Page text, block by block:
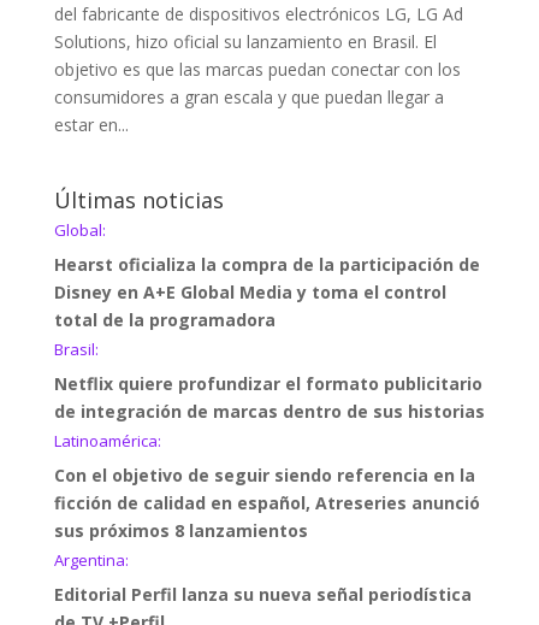
del fabricante de dispositivos electrónicos LG, LG Ad
Solutions, hizo oficial su lanzamiento en Brasil. El
objetivo es que las marcas puedan conectar con los
consumidores a gran escala y que puedan llegar a
estar en...
Últimas noticias
Global:
Hearst oficializa la compra de la participación de
Disney en A+E Global Media y toma el control
total de la programadora
Brasil:
Netflix quiere profundizar el formato publicitario
de integración de marcas dentro de sus historias
Latinoamérica:
Con el objetivo de seguir siendo referencia en la
ficción de calidad en español, Atreseries anunció
sus próximos 8 lanzamientos
Argentina:
Editorial Perfil lanza su nueva señal periodística